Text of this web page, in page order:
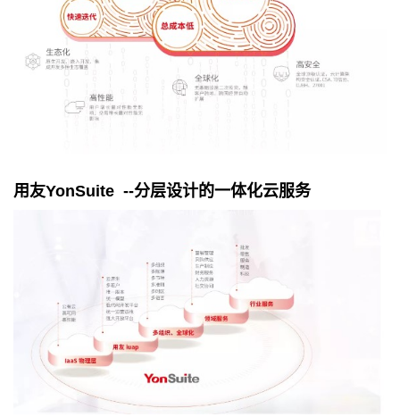
用友YonSuite --分层设计的一体化云服务